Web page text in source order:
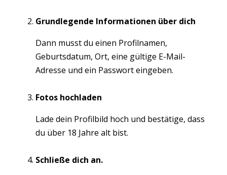
Grundlegende Informationen über dich
Dann musst du einen Profilnamen,
Geburtsdatum, Ort, eine gültige E-Mail-
Adresse und ein Passwort eingeben.
Fotos hochladen
Lade dein Profilbild hoch und bestätige, dass
du über 18 Jahre alt bist.
Schließe dich an.